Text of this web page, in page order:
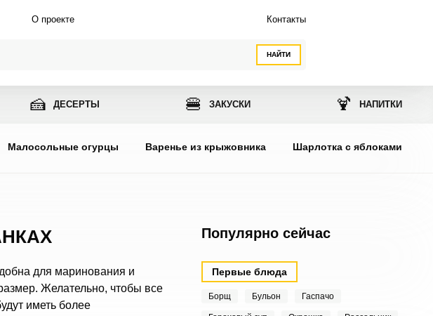
НАЙТИ
О проекте Контакты
🍰 ДЕСЕРТЫ 🍔 ЗАКУСКИ 🍹 НАПИТКИ
Малосольные огурцы Варенье из крыжовника Шарлотка с яблоками
для маринования и
Желательно, чтобы все
иметь более
Популярно сейчас
Первые блюда
Борщ Бульон Гаспачо